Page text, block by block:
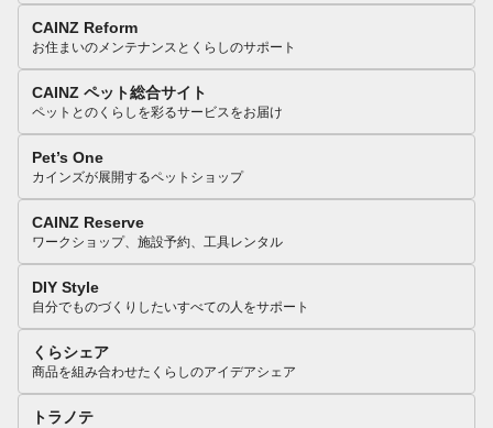
CAINZ Reform
お住まいのメンテナンスとくらしのサポート
CAINZ ペット総合サイト
ペットとのくらしを彩るサービスをお届け
Pet’s One
カインズが展開するペットショップ
CAINZ Reserve
ワークショップ、施設予約、工具レンタル
DIY Style
自分でものづくりしたいすべての人をサポート
くらシェア
商品を組み合わせたくらしのアイデアシェア
トラノテ